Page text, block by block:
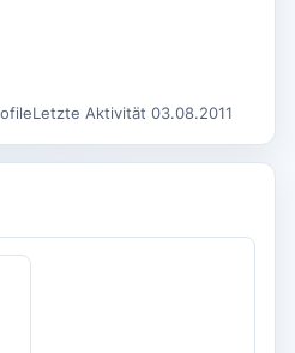
Letzte Aktivität 03.08.2011